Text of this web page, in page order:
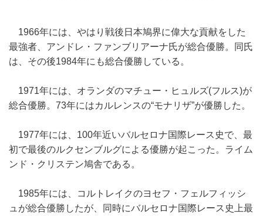
1966年には、やはり戦後日本鳩界に偉大な貢献をした
最強者、アンドレ・ファンブリアーナ氏が総合優勝。同氏
は、その後1984年にも総合優勝している。
1971年には、オランダのマチュー・ヒュルズ(フルス)が
総合優勝。73年にはカルレンスの“モナリザ”が優勝した。
1977年には、100年近いバルセロナ国際レース史で、最
初で最後のルクセンブルグによる優勝が起こった。ライム
ンド・クリステン鳩舎である。
1985年には、コルトレイクのヨセフ・フェルフィッシ
ュが総合優勝したが、同時にバルセロナ国際レース史上最